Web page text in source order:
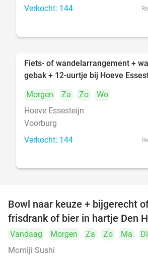
Verkocht: 144
Fiets- of wandelarrangement +
gebak + 12-uurtje bij Hoeve
Morgen
Za Zo
Wo
Hoeve Essesteijn
Voorburg
Verkocht: 144
Bowl naar keuze + bijgerecht
frisdrank of bier in hartje Den
Vandaag Morgen Za Zo Ma Di
Momiji Sushi